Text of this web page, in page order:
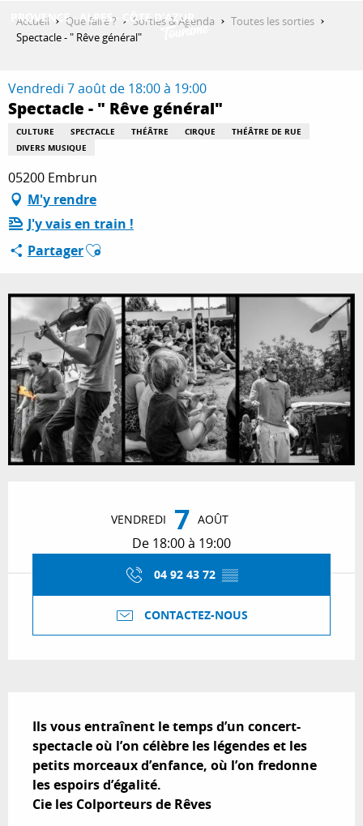
contenu
QUE FAIRE ?
SÉJOURNER
ESPACE PRO
Accueil Que faire ? Sorties & Agenda
Toutes les sorties
Spectacle - " Rêve général"
Vendredi 7 août de 18:00 à 19:00
Spectacle - " Rêve général"
CULTURE SPECTACLE THÉÂTRE CIRQUE
THÉÂTRE DE RUE
DIVERS MUSIQUE
05200 Embrun
M'y rendre
J'y vais en train !
PartagerAjouter aux favoris
VENDREDI 7 AOÛT
De 18:00 à 19:00
04 92 43 72 ▒▒
CONTACTEZ-NOUS
Ils vous entraînent le temps d’un concert-
spectacle où l’on célèbre les légendes et les
petits morceaux d’enfance, où l’on fredonne
les espoirs d’égalité.
Cie les Colporteurs de Rêves